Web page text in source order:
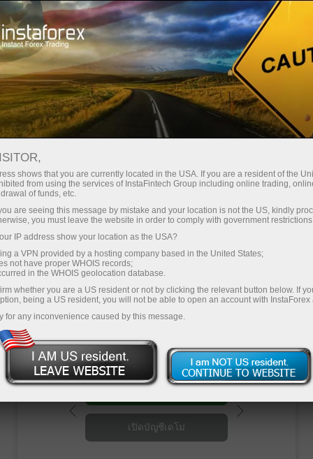
สำหรับเทรดเดอร์ เงื่อนไขการซื้อขาย บัญชีแยก
บัญชีแยก
บริษัท InstaForex มอบการบริการพิเศษให้แก่
ลูกค้าของเราได้แก่ - บริการเปิดบัญชีแยก เพื่อ
ปกป้องเงินทุนลูกค้าจากความเสี่ยงอันเกิดจาก
เหตุสุดวิสัยที่เกี่ยวข้อง กับการดำเนินงานของ
บริษัท กล่าวง่ายๆคือ ‘บัญชีแยก’ คือการเอาเงินทุน
ของลูกค้าแยกจากเงินทุนบริษัทนั่นเอง บริษัท
InstaForex ได้พัฒนามาตรฐานใหม่ในการรับ
ประกันความปลอดภัยให้แก่เงินทุกของลูกค้า โดย
การตั้งบัญชีแยกขึ้นตามหลักการต่อไปนี้:
เปิดบัญชีซื้อขาย
เปิดบัญชีเดโม่
shows that you are currently located in the USA. If you are a resident of the
from using the services of InstaFintech Group including online trading,
of funds, etc.
are seeing this message by mistake and your location is not the US, kindly
you must leave the website in order to comply with government
IP address show your location as the USA?
a VPN provided by a hosting company based in the United States;
not have proper WHOIS records;
in the WHOIS geolocation database.
whether you are a US resident or not by clicking the relevant button below. If
being a US resident, you will not be able to open an account with InstaForex
for any inconvenience caused by this message.